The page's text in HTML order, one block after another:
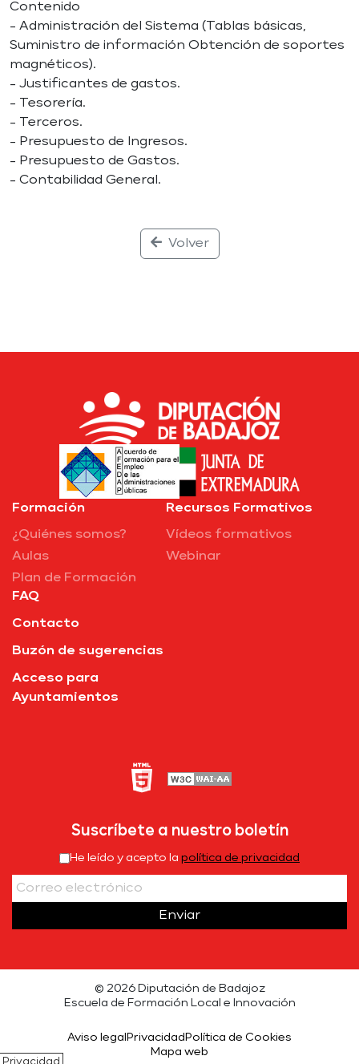
Contenido
- Administración del Sistema (Tablas básicas,
Suministro de información Obtención de soportes
magnéticos).
- Justificantes de gastos.
- Tesorería.
- Terceros.
- Presupuesto de Ingresos.
- Presupuesto de Gastos.
- Contabilidad General.
Volver
Formación
¿Quiénes somos?
Aulas
Plan de Formación
Recursos Formativos
Vídeos formativos
Webinar
FAQ
Contacto
Buzón de sugerencias
Acceso para
Ayuntamientos
Suscríbete a nuestro boletín
He leído y acepto la política de privacidad
Enviar
© 2026 Diputación de Badajoz
Escuela de Formación Local e Innovación
Aviso legal Privacidad Política de Cookies
Mapa web